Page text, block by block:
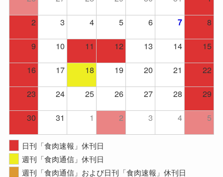
2
3 4 5 6 7
8
9
10 11 12 13 14
15
16
17 18 19 20 21
22
23
24 25 26 27 28
29
30
31 1 2 3 4 5
日刊「食肉速報」休刊日
週刊「食肉通信」休刊日
週刊「食肉通信」および日刊「食肉速報」休刊日